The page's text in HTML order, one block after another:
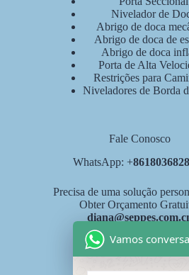
Nivelador de
Abrigo de doca
Abrigo de doca de
Abrigo de doca
Porta de Alta
Restrições para
Niveladores de Borda
Fale Conosco
WhatsApp: +
Precisa de uma solução
Obter Orçamento
Vamos